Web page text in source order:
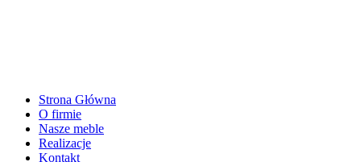
Strona Główna
O firmie
Nasze meble
Realizacje
Kontakt